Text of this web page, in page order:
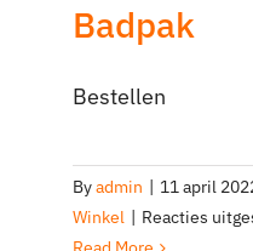
Badpak
Bestellen
Byadmin | 11 april
Winkel | Reacties